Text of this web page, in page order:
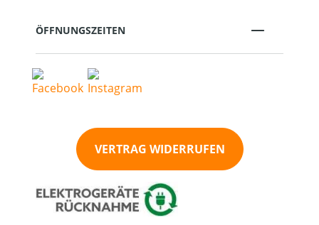
ÖFFNUNGSZEITEN
VERTRAG WIDERRUFEN